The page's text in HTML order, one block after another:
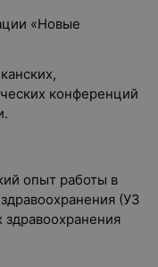
«Новые
конференций
опыт работы в
(УЗ